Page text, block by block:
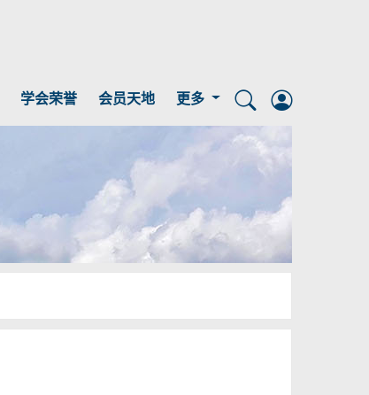
学会荣誉 会员天地 更多